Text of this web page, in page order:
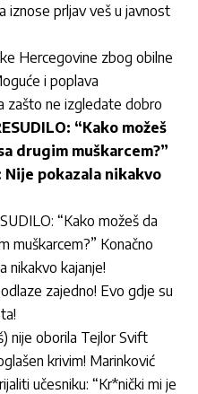
iznose prljav veš u javnost
Hercegovine zbog obilne
i poplava
zašto ne izgledate dobro
“Kako možeš
drugim muškarcem?”
Nije pokazala nikakvo
“Kako možeš da
muškarcem?” Konačno
nikakvo kajanje!
zajedno! Evo gdje su
nije oborila Tejlor Svift
krivim! Marinković
učesniku: “Kr*nički mi je